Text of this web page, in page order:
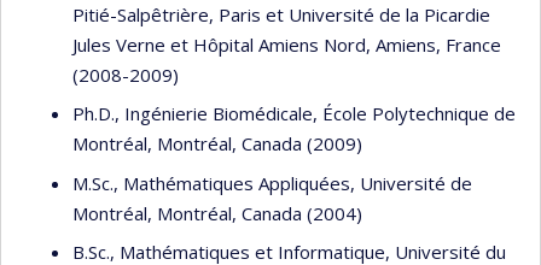
Pitié-Salpêtrière, Paris et Université de la Picardie
Jules Verne et Hôpital Amiens Nord, Amiens, France
(2008-2009)
Ph.D., Ingénierie Biomédicale, École Polytechnique de
Montréal, Montréal, Canada (2009)
M.Sc., Mathématiques Appliquées, Université de
Montréal, Montréal, Canada (2004)
B.Sc., Mathématiques et Informatique, Université du